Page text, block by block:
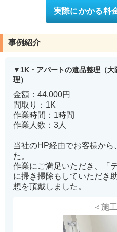
実際にかかる料
事例紹介
1K・アパートの遺品整理（
理）
金額：44,000円
間取り：1K
作業時間：1時間
作業人数：3人
当社のHP経由でお客様から
た。
作業にご満足いただき、「
に掃き掃除もしていただき
想を頂戴しました。
＜施